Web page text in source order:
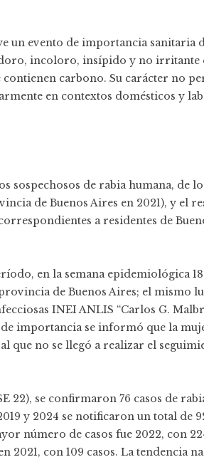
un evento de importancia sanitaria
incoloro, insípido y no irritante
carbono. Su carácter no
en contextos domésticos y
sospechosos de rabia humana, de
de Buenos Aires en 2021), y el
a residentes de
en la semana epidemiológica 18
de Buenos Aires; el mismo
INEI ANLIS “Carlos G.
importancia se informó que la
que no se llegó a realizar el
22), se confirmaron 76 casos de
y 2024 se notificaron un total de
número de casos fue 2022, con
con 109 casos. La tendencia